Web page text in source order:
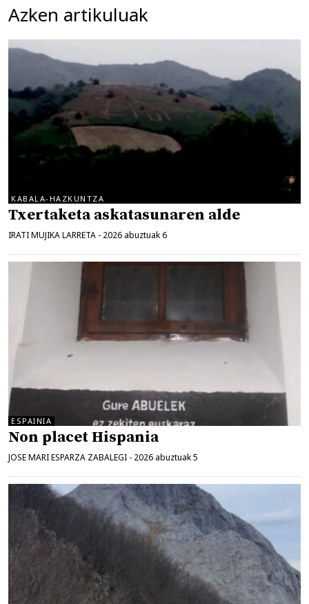
Azken artikuluak
KABALA-HAZKUNTZA
Txertaketa askatasunaren alde
IRATI MUJIKA LARRETA - 2026 abuztuak 6
ESPAINIA
Non placet Hispania
JOSE MARI ESPARZA ZABALEGI - 2026 abuztuak 5